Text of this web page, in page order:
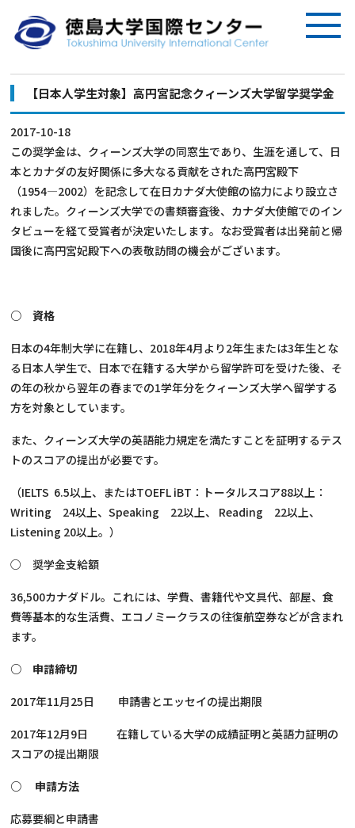
【日本人学生対象】高円宮記念クィーンズ大学留学奨学金
2017-10-18
この奨学金は、クィーンズ大学の同窓生であり、生涯を通して、日
本とカナダの友好関係に多大なる貢献をされた高円宮殿下
（1954―2002）を記念して在日カナダ大使館の協力により設立さ
れました。クィーンズ大学での書類審査後、カナダ大使館でのイン
タビューを経て受賞者が決定いたします。なお受賞者は出発前と帰
国後に高円宮妃殿下への表敬訪問の機会がございます。
○ 資格
日本の4年制大学に在籍し、2018年4月より2年生または3年生とな
る日本人学生で、日本で在籍する大学から留学許可を受けた後、そ
の年の秋から翌年の春までの1学年分をクィーンズ大学へ留学する
方を対象としています。
また、クィーンズ大学の英語能力規定を満たすことを証明するテス
トのスコアの提出が必要です。
（IELTS 6.5以上、またはTOEFL iBT：トータルスコア88以上：
Writing 24以上、Speaking 22以上、 Reading 22以上、
Listening 20以上。）
○ 奨学金支給額
36,500カナダドル。これには、学費、書籍代や文具代、部屋、食
費等基本的な生活費、エコノミークラスの往復航空券などが含まれ
ます。
○ 申請締切
2017年11月25日 申請書とエッセイの提出期限
2017年12月9日 在籍している大学の成績証明と英語力証明の
スコアの提出期限
○ 申請方法
応募要綱と申請書